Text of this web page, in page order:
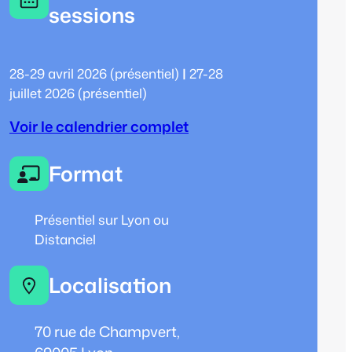
sessions
28-29 avril 2026 (présentiel) | 27-28
juillet 2026 (présentiel)
Voir le calendrier complet
Format
Présentiel sur Lyon ou
Distanciel
Localisation
70 rue de Champvert,